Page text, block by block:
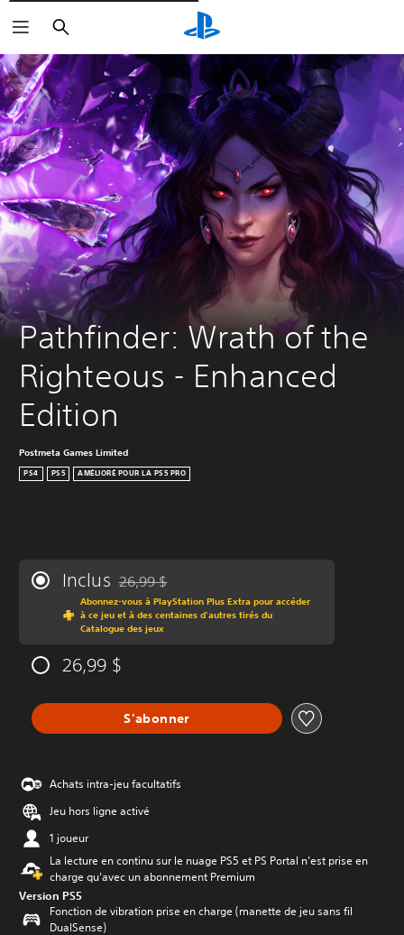
Rechercher
Pathfinder: Wrath of the
Righteous - Enhanced
Edition
Postmeta Games Limited
PS4 PS5 AMÉLIORÉ POUR LA PS5 PRO
Inclus Remise par rapport au prix d'origine de 26,99 $
26,99 $
Abonnez-vous à PlayStation Plus Extra pour accéder
à ce jeu et à des centaines d'autres tirés du
Catalogue des jeux
26,99 $
S'abonner
Achats intra-jeu facultatifs
Jeu hors ligne activé
1 joueur
La lecture en continu sur le nuage PS5 et PS Portal n’est prise en
charge qu’avec un abonnement Premium
Version PS5
Fonction de vibration prise en charge (manette de jeu sans fil
DualSense)